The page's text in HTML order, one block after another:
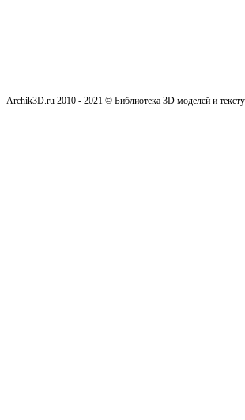
Archik3D.ru 2010 - 2021 © Библиотека 3D моделей и